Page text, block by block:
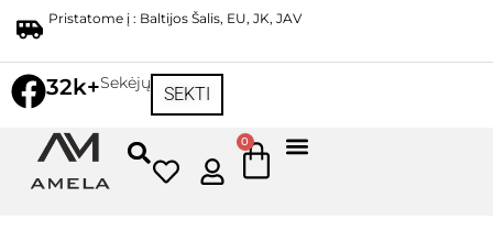
Pristatome į : Baltijos Šalis, EU, JK, JAV
32k+Sekėjų
SEKTI
0